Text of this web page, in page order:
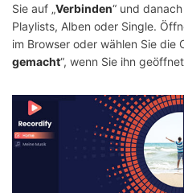
Sie auf „Verbinden“ und
Playlists, Alben oder Single.
im Browser oder wählen Sie die
gemacht“, wenn Sie ihn